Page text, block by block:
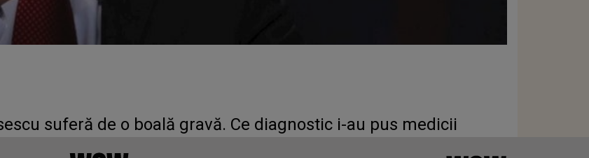
suferă de o boală gravă. Ce diagnostic i-au pus medicii